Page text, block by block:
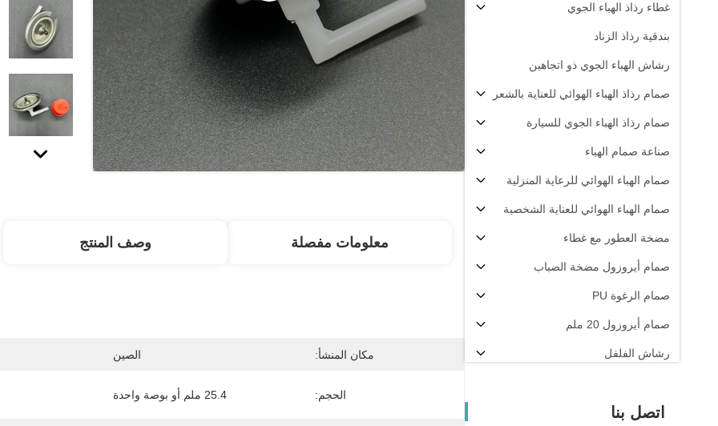
غطاء رذاذ الهباء الجوي
بندقية رذاذ الزناد
رشاش الهباء الجوي ذو اتجاهين
صمام رذاذ الهباء الهوائي للعناية بالشعر
صمام رذاذ الهباء الجوي للسيارة
صناعة صمام الهباء
صمام الهباء الهوائي للرعاية المنزلية
صمام الهباء الهوائي للعناية الشخصية
مضخة العطور مع غطاء
صمام أيروزول مضخة الضباب
صمام الرغوة PU
صمام أيروزول 20 ملم
رشاش الفلفل
اتصل بنا
معلومات مفصلة وصف المنتج
مكان المنشأ: الصين
الحجم: 25.4 ملم أو بوصة واحدة